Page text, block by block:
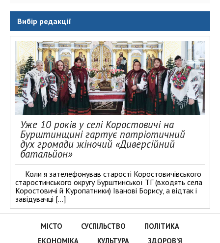
Вибір редакції
Уже 10 років у селі Коростовичі на
Бурштинщині гартує патріотичний
дух громади жіночий «Диверсійний
батальйон»
Коли я зателефонував старості Коростовичівського
старостинського округу Бурштинської ТГ (входять села
Коростовичі й Куропатники) Іванові Борису, а відтак і
завідувачці […]
МІСТО СУСПІЛЬСТВО
ПОЛІТИКА
ЕКОНОМІКА
КУЛЬТУРА ЗДОРОВ’Я